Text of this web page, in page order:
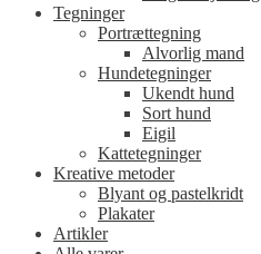
Tegninger
Portrættegning
Alvorlig mand
Hundetegninger
Ukendt hund
Sort hund
Eigil
Kattetegninger
Kreative metoder
Blyant og pastelkridt
Plakater
Artikler